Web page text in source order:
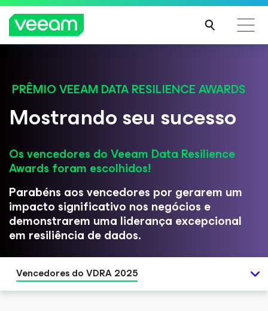
pela atualização de conteúdo da CrowdStrike
MAIS
PRÊMIO VEEAM DATA RESILIENCE AWARDS
Mostrando seu sucesso
Os vencedores do Veeam Data Resilience
Awards foram escolhidos!
Parabéns aos vencedores por gerarem um
impacto significativo nos negócios e
demonstrarem uma liderança excepcional
em resiliência de dados.
Vencedores do VDRA 2025